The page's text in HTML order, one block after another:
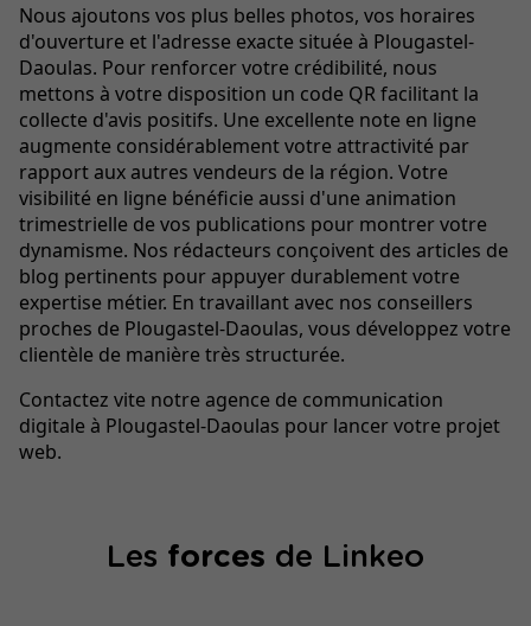
Nous ajoutons vos plus belles photos, vos horaires
d'ouverture et l'adresse exacte située à Plougastel-
Daoulas. Pour renforcer votre crédibilité, nous
mettons à votre disposition un code QR facilitant la
collecte d'avis positifs. Une excellente note en ligne
augmente considérablement votre attractivité par
rapport aux autres vendeurs de la région. Votre
visibilité en ligne bénéficie aussi d'une animation
trimestrielle de vos publications pour montrer votre
dynamisme. Nos rédacteurs conçoivent des articles de
blog pertinents pour appuyer durablement votre
expertise métier. En travaillant avec nos conseillers
proches de Plougastel-Daoulas, vous développez votre
clientèle de manière très structurée.
Contactez vite notre agence de communication
digitale à Plougastel-Daoulas pour lancer votre projet
web.
Les forces de Linkeo